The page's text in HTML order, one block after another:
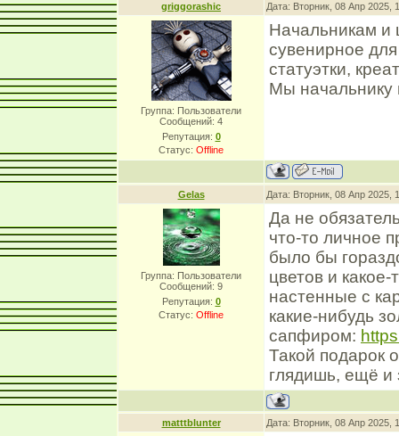
griggorashic Дата: Вторник, 08 Апр
Группа: Пользователи
Сообщений: 4
Репутация: 0
Статус: Offline
Начальникам и
сувенирное
статуэтки,
Мы начальнику
Gelas Дата: Вторник, 08 Апр
Группа: Пользователи
Сообщений: 9
Репутация: 0
Статус: Offline
Да не
что-то личное
было бы
цветов и
настенные с
какие-нибудь
сапфиром:
Такой подарок
глядишь, ещё и
matttblunter Дата: Вторник, 08 Апр